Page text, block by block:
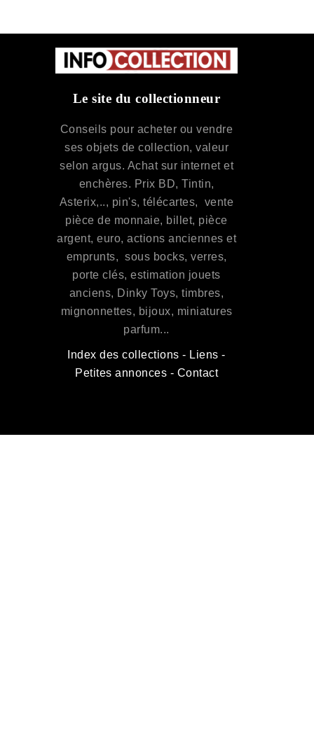
Le site du collectionneur
Conseils pour acheter ou vendre
ses objets de collection, valeur
selon argus. Achat sur internet et
enchères. Prix BD, Tintin,
Asterix,.., pin's, télécartes, vente
pièce de monnaie, billet, pièce
argent, euro, actions anciennes et
emprunts, sous bocks, verres,
porte clés, estimation jouets
anciens, Dinky Toys, timbres,
mignonnettes, bijoux, miniatures
parfum...
Index des collections - Liens -
Petites annonces - Contact